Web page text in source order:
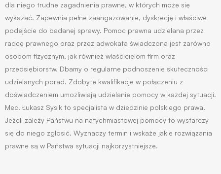
dla niego trudne zagadnienia prawne, w których może się
wykazać. Zapewnia pełne zaangażowanie, dyskrecję i właściwe
podejście do badanej sprawy. Pomoc prawna udzielana przez
radcę prawnego oraz przez adwokata świadczona jest zarówno
osobom fizycznym, jak również właścicielom firm oraz
przedsiębiorstw. Dbamy o regularne podnoszenie skuteczności
udzielanych porad. Zdobyte kwalifikacje w połączeniu z
doświadczeniem umożliwiają udzielanie pomocy w każdej sytuacji.
Mec. Łukasz Sysik to specjalista w dziedzinie polskiego prawa.
Jeżeli zależy Państwu na natychmiastowej pomocy to wystarczy
się do niego zgłosić. Wyznaczy termin i wskaże jakie rozwiązania
prawne są w Państwa sytuacji najkorzystniejsze.